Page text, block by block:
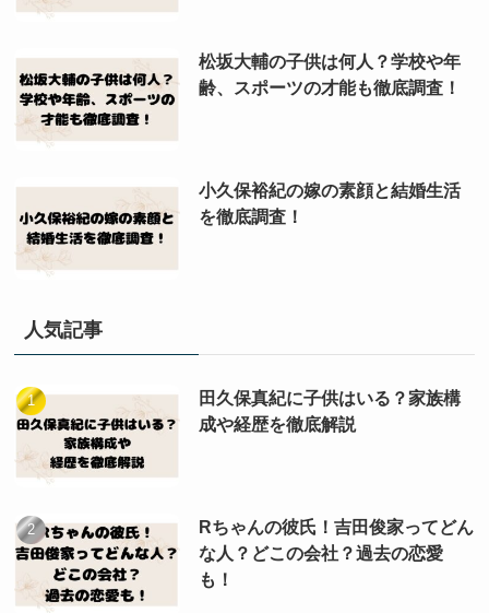
松坂大輔の子供は何人？学校や年
齢、スポーツの才能も徹底調査！
小久保裕紀の嫁の素顔と結婚生活
を徹底調査！
人気記事
田久保真紀に子供はいる？家族構
成や経歴を徹底解説
Rちゃんの彼氏！吉田俊家ってどん
な人？どこの会社？過去の恋愛
も！